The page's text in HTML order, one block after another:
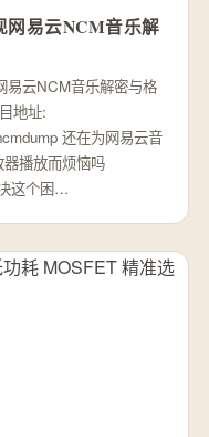
网易云NCM音乐解
易云NCM音乐解密与格
地址:
还在为网易云音
播放而烦恼吗
这个困…